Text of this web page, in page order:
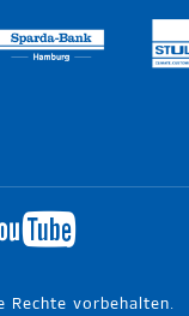
Rechte vorbehalten.